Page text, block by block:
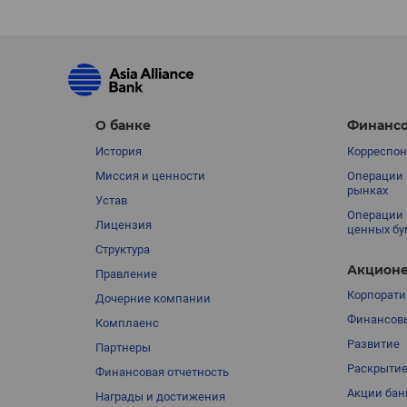
О банке
История
Миссия и ценности
Устав
Лицензия
Структура
Правление
Дочерние компании
Комплаенс
Партнеры
Финансовая отчетность
Награды и достижения
Операции
рынках
Операции
ценных
Развитие
Акции